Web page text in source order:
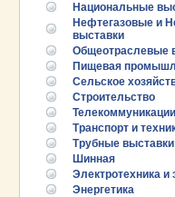
Национальные
Нефтегазовые и
выставки
Общеотраслевые
Пищевая
Сельское
Строительство
Транспорт и
Трубные выставки
Шинная
Электротехника и
Энергетика
25.06.2026 ::Пост-релиз